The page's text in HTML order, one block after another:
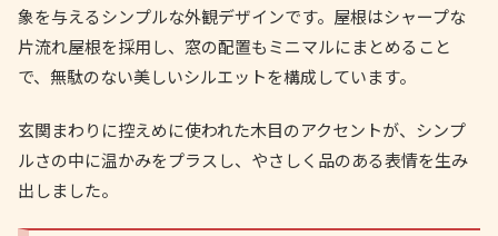
象を与えるシンプルな外観デザインです。屋根はシャープな
片流れ屋根を採用し、窓の配置もミニマルにまとめること
で、無駄のない美しいシルエットを構成しています。
玄関まわりに控えめに使われた木目のアクセントが、シンプ
ルさの中に温かみをプラスし、やさしく品のある表情を生み
出しました。